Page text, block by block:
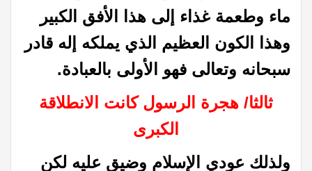
ماء وطعمة غذاء إلى هذا الأفق الكبير
وهذا الكون العظيم الذي يملكه إله قادر
سبحانه وتعالى فهو الأولى بالعبادة.
ثالثا/ هجرة الرسول كانت الانطلاقة
الكبرى
ولذلك عودي الإسلام وضيق عليه لكن